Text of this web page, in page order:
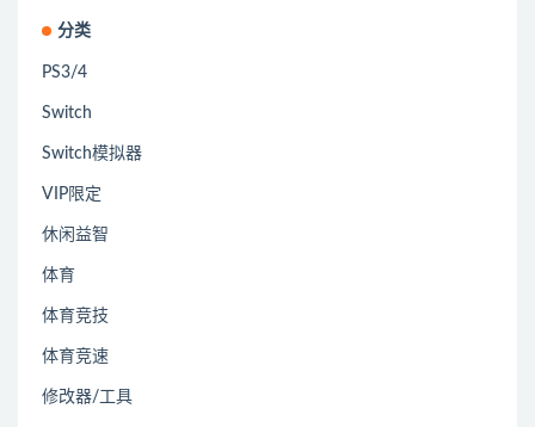
分类
PS3/4
Switch
Switch模拟器
VIP限定
休闲益智
体育
体育竞技
体育竞速
修改器/工具